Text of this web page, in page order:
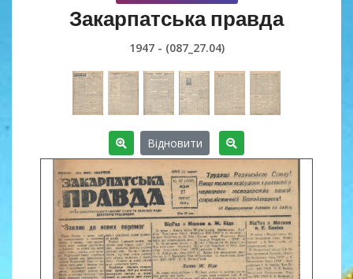
Закарпатська правда
1947 - (087_27.04)
Відновити